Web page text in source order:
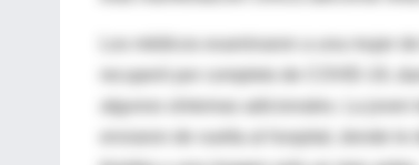
recuperó por completo de COVID-19,
algunos síntomas adicionales. La
enviaron de vuelta al hospital, donde